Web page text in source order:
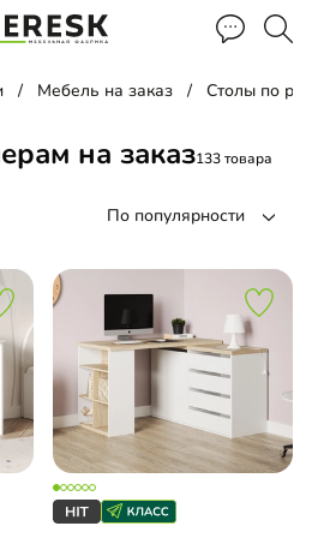
Мебель на заказ Столы по
на заказ133 товара
По популярности